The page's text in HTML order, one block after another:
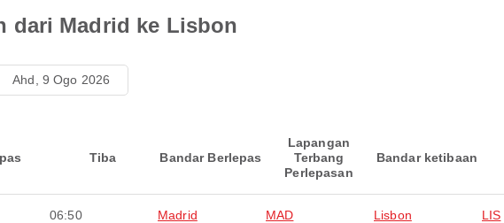
dari Madrid ke Lisbon
Ahd, 9 Ogo 2026
Tiba Bandar Berlepas
Lapangan
Terbang
Perlepasan
Bandar ketibaan
06:50 Madrid MAD Lisbon LIS